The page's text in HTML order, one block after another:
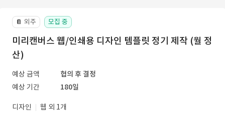
📔 외주 모집 중
미리캔버스 웹/인쇄용 디자인 템플릿 정기 제작 (월 정
산)
예상 금액
협의 후 결정
예상 기간
180일
디자인
웹 외 1개